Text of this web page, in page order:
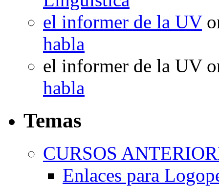
el informer de la UV
habla
el informer de la UV
habla
Temas
CURSOS
Enlaces para